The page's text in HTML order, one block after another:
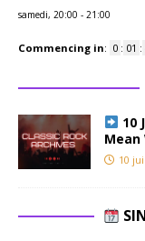
samedi, 20:00 - 21:00
Commencing in: 0 : 01 :
10
Mean
10